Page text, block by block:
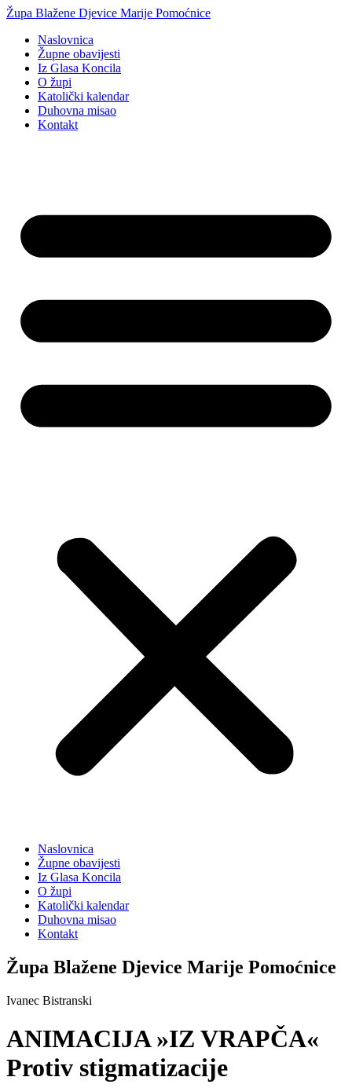
Idi
sadržaj
Župa Blažene Djevice Marije Pomoćnice
Naslovnica
Župne obavijesti
Iz Glasa Koncila
O župi
Katolički kalendar
Duhovna misao
Kontakt
Naslovnica
Župne obavijesti
Iz Glasa Koncila
O župi
Katolički kalendar
Duhovna misao
Kontakt
Župa Blažene Djevice Marije Pomoćnice
Ivanec Bistranski
ANIMACIJA »IZ VRAPČA«
Protiv stigmatizacije